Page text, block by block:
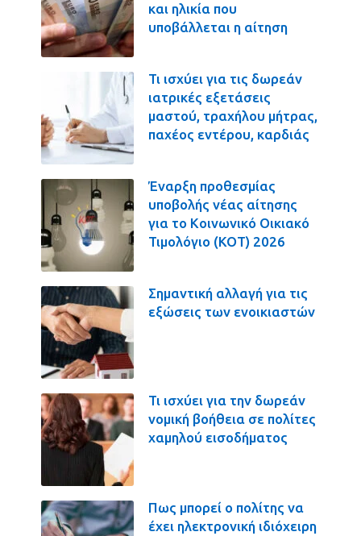
και ηλικία που
υποβάλλεται η αίτηση
Τι ισχύει για τις δωρεάν
ιατρικές εξετάσεις
μαστού, τραχήλου μήτρας,
παχέος εντέρου, καρδιάς
Έναρξη προθεσμίας
υποβολής νέας αίτησης
για το Κοινωνικό Οικιακό
Τιμολόγιο (ΚΟΤ) 2026
Σημαντική αλλαγή για τις
εξώσεις των ενοικιαστών
Τι ισχύει για την δωρεάν
νομική βοήθεια σε πολίτες
χαμηλού εισοδήματος
Πως μπορεί ο πολίτης να
έχει ηλεκτρονική ιδιόχειρη